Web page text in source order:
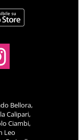
Bellora,
Calipari,
Ciambi,
Leo